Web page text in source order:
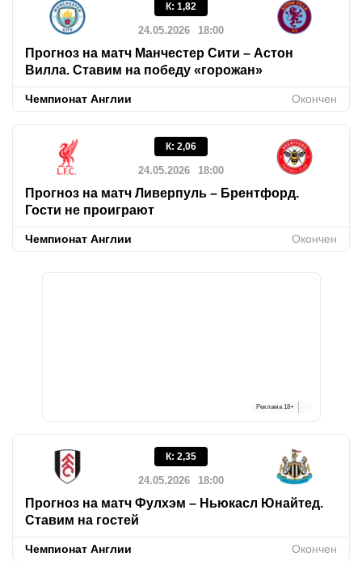
К: 1,82
24.05.2026 18:00
Прогноз на матч Манчестер Сити – Астон
Вилла. Ставим на победу «горожан»
Чемпионат Англии Окончен
К: 2,06
24.05.2026 18:00
Прогноз на матч Ливерпуль – Брентфорд.
Гости не проиграют
Чемпионат Англии Окончен
Реклама 18+
К: 2,35
24.05.2026 18:00
Прогноз на матч Фулхэм – Ньюкасл Юнайтед.
Ставим на гостей
Чемпионат Англии Окончен